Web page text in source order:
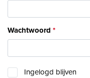
Wachtwoord
Ingelogd blijven